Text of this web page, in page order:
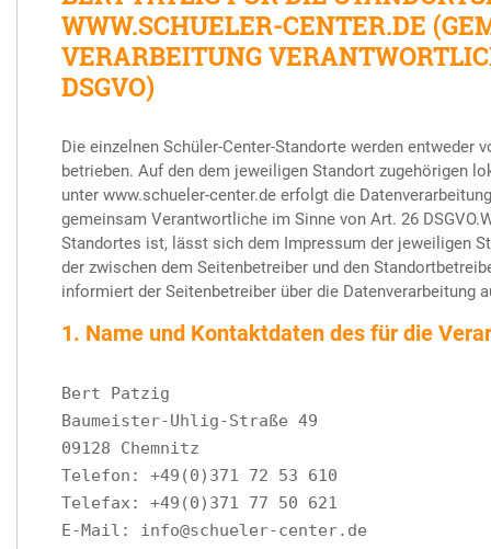
WWW.SCHUELER-CENTER.DE
VERARBEITUNG
DSGVO)
Die einzelnen Schüler-Center-Standorte werden entweder
betrieben. Auf den dem jeweiligen Standort zugehörigen
unter www.schueler-center.de erfolgt die
gemeinsam Verantwortliche im Sinne von Art. 26
Standortes ist, lässt sich dem Impressum der jeweiligen
der zwischen dem Seitenbetreiber und den
informiert der Seitenbetreiber über die Datenverarbeitung
1. Name und Kontaktdaten des für die
Bert Patzig
Baumeister-Uhlig-Straße 49
09128 Chemnitz
Telefon: +49(0)371 72 53 610
Telefax: +49(0)371 77 50 621
E-Mail: info@schueler-center.de